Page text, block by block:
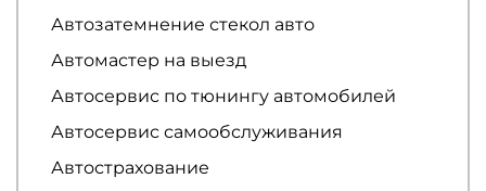
Автозатемнение стекол авто
Автомастер на выезд
Автосервис по тюнингу автомобилей
Автосервис самообслуживания
Автострахование